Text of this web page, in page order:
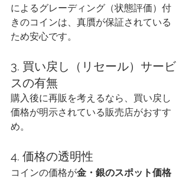
によるグレーディング（状態評価）付
きのコインは、真贋が保証されている
ため安心です。
3. 買い戻し（リセール）サービ
スの有無
購入後に再販を考えるなら、買い戻し
価格が明示されている販売店がおすす
め。
4. 価格の透明性
コインの価格が金・銀のスポット価格